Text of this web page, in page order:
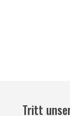
Tritt